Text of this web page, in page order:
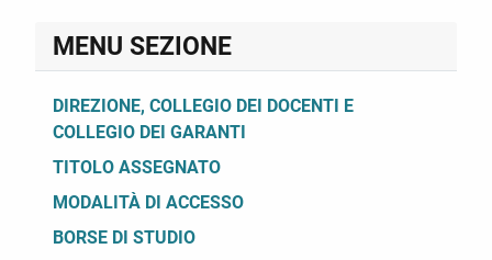
MENU SEZIONE
DIREZIONE, COLLEGIO DEI DOCENTI E
COLLEGIO DEI GARANTI
TITOLO ASSEGNATO
MODALITÀ DI ACCESSO
BORSE DI STUDIO